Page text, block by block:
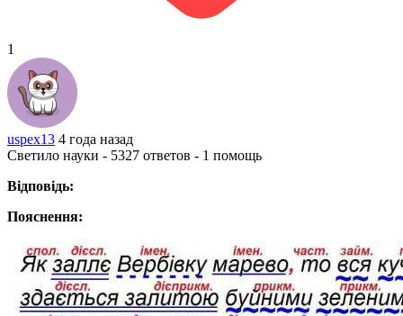
1
uspex13 4 года назад
Светило науки - 5327 ответов - 1 помощь
Відповідь:
Пояснення: